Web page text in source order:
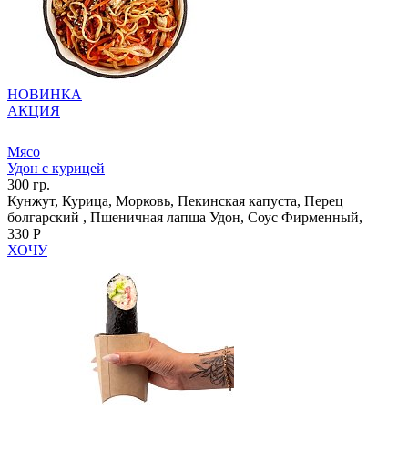
НОВИНКА
АКЦИЯ
Мясо
Удон с курицей
300 гр.
Кунжут, Курица, Морковь, Пекинская капуста, Перец
болгарский , Пшеничная лапша Удон, Соус Фирменный,
330 Р
ХОЧУ